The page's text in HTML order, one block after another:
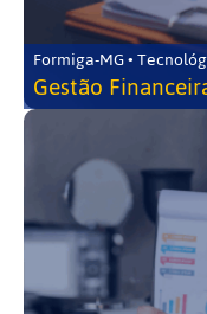
Formiga-MG •
Gestão